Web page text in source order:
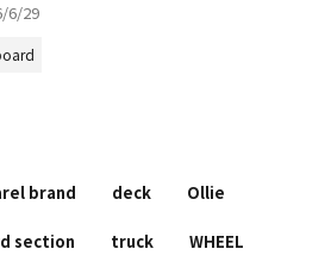
6/29
brand deck Ollie
section truck WHEEL